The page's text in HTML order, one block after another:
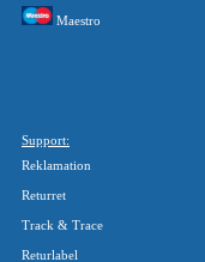
Maestro
Support:
Reklamation
Returret
Track & Trace
Returlabel